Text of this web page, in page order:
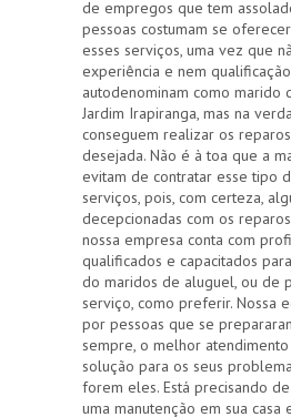
de empregos que tem
pessoas costumam se
esses serviços, uma vez que
experiência e nem
autodenominam como marido
Jardim Irapiranga, mas na
conseguem realizar os
desejada. Não é à toa que a
evitam de contratar esse tipo
serviços, pois, com certeza,
decepcionadas com os
nossa empresa conta com
qualificados e capacitados
do maridos de aluguel, ou de
serviço, como preferir. Nossa
por pessoas que se
sempre, o melhor
solução para os seus
forem eles. Está precisando
uma manutenção em sua casa